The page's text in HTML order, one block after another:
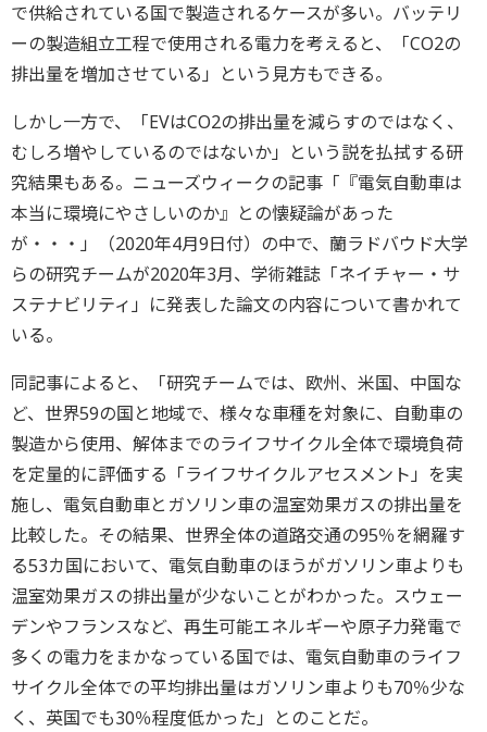
で供給されている国で製造されるケースが多い。バッテリ
ーの製造組立工程で使用される電力を考えると、「CO2の
排出量を増加させている」という見方もできる。
しかし一方で、「EVはCO2の排出量を減らすのではなく、
むしろ増やしているのではないか」という説を払拭する研
究結果もある。ニューズウィークの記事「『電気自動車は
本当に環境にやさしいのか』との懐疑論があった
が・・・」（2020年4月9日付）の中で、蘭ラドバウド大学
らの研究チームが2020年3月、学術雑誌「ネイチャー・サ
ステナビリティ」に発表した論文の内容について書かれて
いる。
同記事によると、「研究チームでは、欧州、米国、中国な
ど、世界59の国と地域で、様々な車種を対象に、自動車の
製造から使用、解体までのライフサイクル全体で環境負荷
を定量的に評価する「ライフサイクルアセスメント」を実
施し、電気自動車とガソリン車の温室効果ガスの排出量を
比較した。その結果、世界全体の道路交通の95％を網羅す
る53カ国において、電気自動車のほうがガソリン車よりも
温室効果ガスの排出量が少ないことがわかった。スウェー
デンやフランスなど、再生可能エネルギーや原子力発電で
多くの電力をまかなっている国では、電気自動車のライフ
サイクル全体での平均排出量はガソリン車よりも70％少な
く、英国でも30％程度低かった」とのことだ。